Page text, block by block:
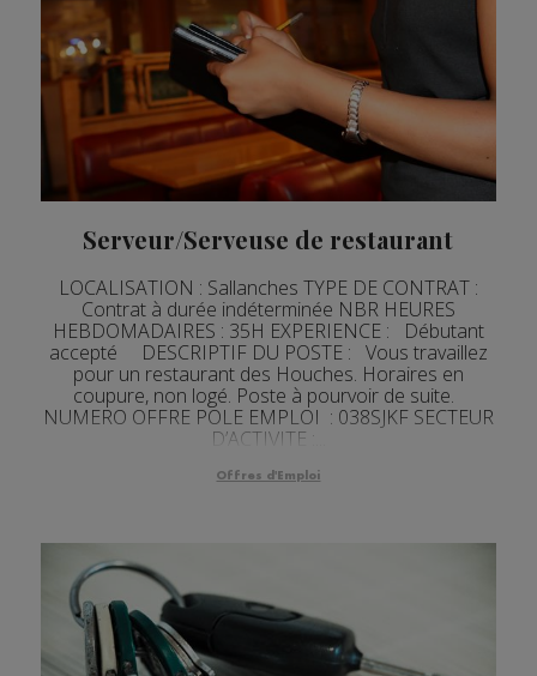
Serveur/Serveuse de restaurant
LOCALISATION : Sallanches TYPE DE CONTRAT :
Contrat à durée indéterminée NBR HEURES
HEBDOMADAIRES : 35H EXPERIENCE : Débutant
accepté DESCRIPTIF DU POSTE : Vous travaillez
pour un restaurant des Houches. Horaires en
coupure, non logé. Poste à pourvoir de suite.
NUMERO OFFRE POLE EMPLOI : 038SJKF SECTEUR
D’ACTIVITE :...
Offres d'Emploi